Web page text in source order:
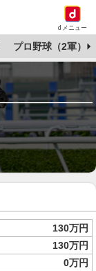
dメニュー
プロ野球（2軍）
130万円
130万円
0万円